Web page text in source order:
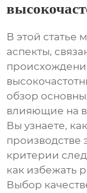
В этой статье
аспекты,
обзор
влияющие на
Вы узнаете,
производстве
критерии
как избежать
Выбор